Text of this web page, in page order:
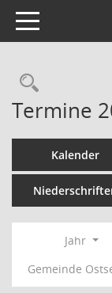
Toggle navigation
Termine
Kalender
Jahr
Gemeinde